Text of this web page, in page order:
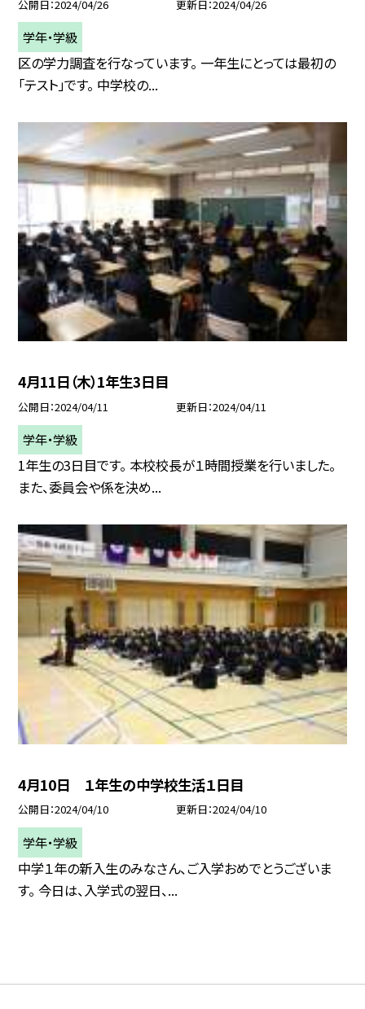
公開日 2024/04/26 更新日 2024/04/26
学年・学級
区の学力調査を行なっています。 一年生にとっては最初の
「テスト」です。 中学校の...
4月11日（木）1年生3日目
公開日 2024/04/11 更新日 2024/04/11
学年・学級
1年生の3日目です。 本校校長が１時間授業を行いました。
また、委員会や係を決め...
4月10日 １年生の中学校生活１日目
公開日 2024/04/10 更新日 2024/04/10
学年・学級
中学１年の新入生のみなさん、ご入学おめでとうございま
す。 今日は、入学式の翌日、...